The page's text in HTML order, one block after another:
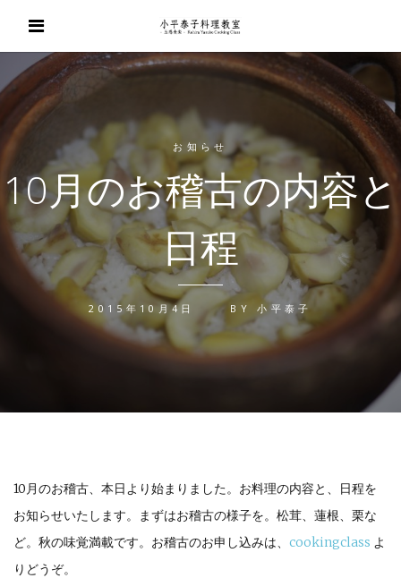
お知らせ
10月のお稽古の内容と
日程
2015年10月4日 BY小平泰子
10月のお稽古、本日より始まりました。お料理の内容と、日程を
お知らせいたします。まずはお稽古の様子を。松茸、蓮根、栗な
ど。秋の味覚満載です。お稽古のお申し込みは、 cookingclass よ
りどうぞ。